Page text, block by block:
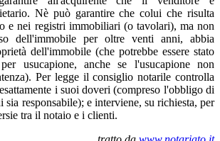
Nè può garantire che colui che risulta
e nei registri immobiliari (o tavolari), ma non
dell'immobile per oltre venti anni, abbia
dell'immobile (che potrebbe essere stato
usucapione, anche se l'usucapione non
Per legge il consiglio notarile controlla
i suoi doveri (compreso l'obbligo di
responsabile); e interviene, su richiesta, per
tra il notaio e i clienti.